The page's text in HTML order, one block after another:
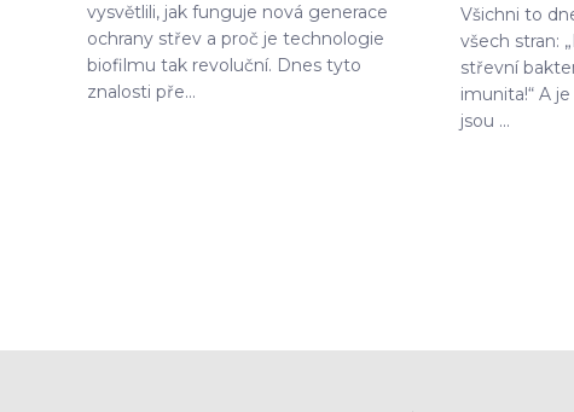
vysvětlili, jak funguje nová generace
ochrany střev a proč je technologie
biofilmu tak revoluční. Dnes tyto
znalosti pře...
Všichni to
všech stran:
střevní
imunita!“ A
jsou ...